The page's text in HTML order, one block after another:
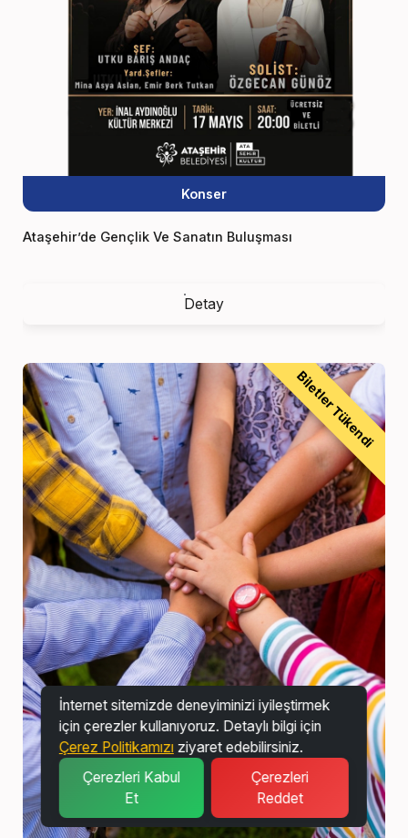
Konser
Ataşehir’de Gençlik Ve Sanatın Buluşması
Detay
Biletler Tükendi
İnternet sitemizde deneyiminizi iyileştirmek
için çerezler kullanıyoruz. Detaylı bilgi için
Çerez Politikamızı ziyaret edebilirsiniz.
Çerezleri Kabul
Et
Çerezleri
Reddet